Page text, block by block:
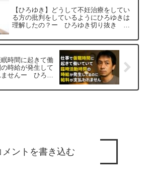
【ひろゆき】どうして不妊治療をしてい
る方の批判をしているようにひろゆきは
理解したの？ー ひろゆき切り抜き
眠時間に起きて働
時給が発生して
せんー ひろゆ
メントを書き込む